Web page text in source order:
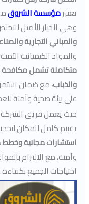
تعتبرمؤسسة الشروق
وهي الخيار الأمثل
والمباني التجارية
والمواد الكيميائية
متكاملة تشمل مكافحة
والذباب، مع ضمان
على بيئة صحية وآمنة
حيث يعمل فريق الشركة
تقييم كامل للمكان
استشارات مجانية وخطط
وآمنة، مع الالتزام
احتياجات الجميع بكفاءة